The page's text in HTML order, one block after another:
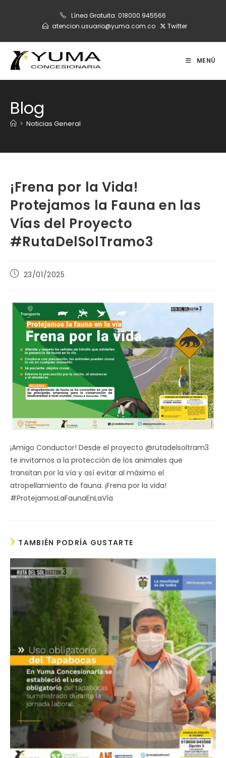
Línea Gratuita: 018000 945566
atencion.usuario@yuma.com.co
Twitter
MENÚ
Blog
> Noticias General
¡Frena por la Vida!
Protejamos la Fauna en las
Vías del Proyecto
#RutaDelSolTramo3
Publicación
entrada:
23/01/2025
¡Amigo Conductor! Desde el proyecto @rutadelsoltram3
te invitamos a la protección de los animales que
transitan por la vía y así evitar al máximo el
atropellamiento de fauna. ¡Frena por la vida!
#ProtejamosLaFaunaEnLaVía
TAMBIÉN PODRÍA GUSTARTE